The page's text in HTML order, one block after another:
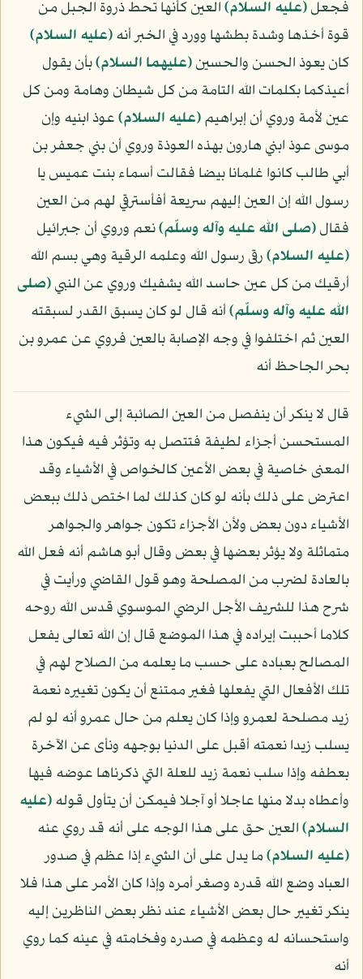
فجعل(عليه السلام)العين كأنها تحط ذروة الجبل من
قوة أخذها وشدة بطشها وورد في الخبر أنه(عليه السلام)
كان يعوذ الحسن والحسين(عليهما السلام)بأن يقول
أعيذكما بكلمات الله التامة من كل شيطان وهامة ومن كل
عين لأمة وروي أن إبراهيم(عليه السلام)عوذ ابنيه وإن
موسى عوذ ابني هارون بهذه العوذة وروي أن بني جعفر بن
أبي طالب كانوا غلمانا بيضا فقالت أسماء بنت عميس يا
رسول الله إن العين إليهم سريعة أفأسترقي لهم من العين
فقال(صلى الله عليه وآله وسلّم)نعم وروي أن جبرائيل
(عليه السلام)رقى رسول الله وعلمه الرقية وهي بسم الله
أرقيك من كل عين حاسد الله يشفيك وروي عن النبي(صلى
الله عليه وآله وسلّم)أنه قال لو كان يسبق القدر لسبقته
العين ثم اختلفوا في وجه الإصابة بالعين فروي عن عمرو بن
بحر الجاحظ أنه
قال لا ينكر أن ينفصل من العين الصائبة إلى الشيء
المستحسن أجزاء لطيفة فتتصل به وتؤثر فيه فيكون هذا
المعنى خاصية في بعض الأعين كالخواص في الأشياء وقد
اعترض على ذلك بأنه لو كان كذلك لما اختص ذلك ببعض
الأشياء دون بعض ولأن الأجزاء تكون جواهر والجواهر
متماثلة ولا يؤثر بعضها في بعض وقال أبو هاشم أنه فعل الله
بالعادة لضرب من المصلحة وهو قول القاضي ورأيت في
شرح هذا للشريف الأجل الرضي الموسوي قدس الله روحه
كلاما أحببت إيراده في هذا الموضع قال إن الله تعالى يفعل
المصالح بعباده على حسب ما يعلمه من الصلاح لهم في
تلك الأفعال التي يفعلها فغير ممتنع أن يكون تغييره نعمة
زيد مصلحة لعمرو وإذا كان يعلم من حال عمرو أنه لو لم
يسلب زيدا نعمته أقبل على الدنيا بوجهه ونأى عن الآخرة
بعطفه وإذا سلب نعمة زيد للعلة التي ذكرناها عوضه فيها
وأعطاه بدلا منها عاجلا أو آجلا فيمكن أن يتأول قوله(عليه
السلام)العين حق على هذا الوجه على أنه قد روي عنه
(عليه السلام)ما يدل على أن الشيء إذا عظم في صدور
العباد وضع الله قدره وصغر أمره وإذا كان الأمر على هذا فلا
ينكر تغيير حال بعض الأشياء عند نظر بعض الناظرين إليه
واستحسانه له وعظمه في صدره وفخامته في عينه كما روي
أنه